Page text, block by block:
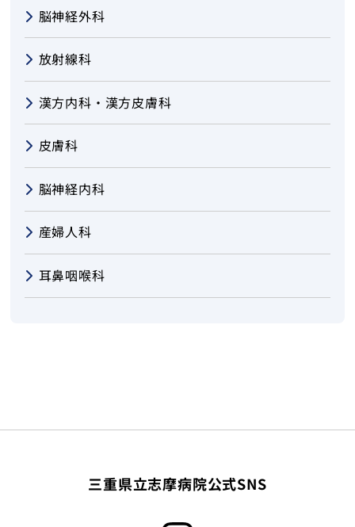
脳神経外科
放射線科
漢方内科・漢方皮膚科
皮膚科
脳神経内科
産婦人科
耳鼻咽喉科
三重県立志摩病院公式SNS